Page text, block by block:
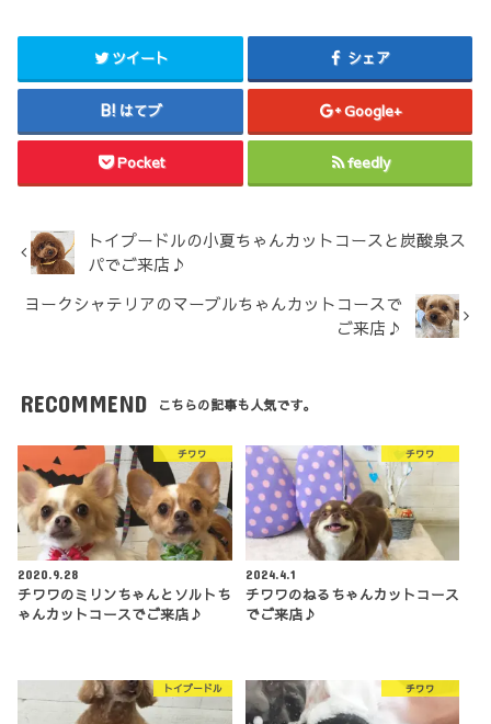
ツイート シェア
はてブ Google+
Pocket feedly
トイプードルの小夏ちゃんカットコースと炭酸泉ス
パでご来店♪
ヨークシャテリアのマーブルちゃんカットコースで
ご来店♪
RECOMMEND こちらの記事も人気です。
チワワ
2020.9.28
チワワのミリンちゃんとソルトち
ゃんカットコースでご来店♪
チワワ
2024.4.1
チワワのねるちゃんカットコース
でご来店♪
トイプードル チワワ